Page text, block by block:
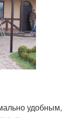
удобным,